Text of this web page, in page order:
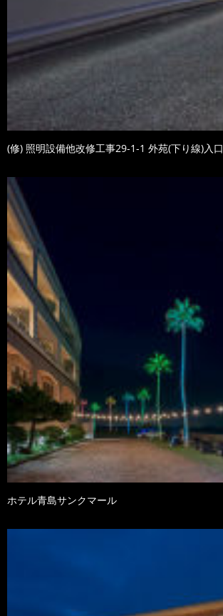
(修) 照明設備他改修工事29-1-1 外苑(下り線)入口
ホテル青島サンクマール